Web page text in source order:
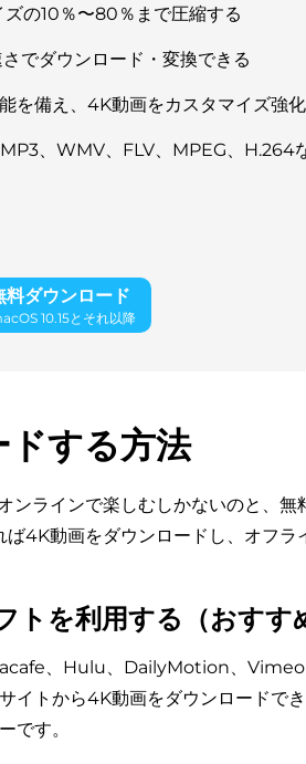
の10％〜80％まで圧縮する
でダウンロード・変換できる
を備え、4K動画をカスタマイズ強
、WMV、FLV、MPEG、H.264
料ダウンロード
10.15とそれ以降
する方法
ンラインで楽しむしかないのと、無
4K動画をダウンロードし、オフラ
トを利用する （おすす
、Hulu、DailyMotion、Vimeo
トから4K動画をダウンロードで
です。